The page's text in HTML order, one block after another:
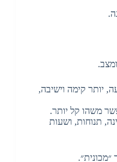
יותר קימה וישיבה,
משהו קל יותר.
תנוחות, ושעות